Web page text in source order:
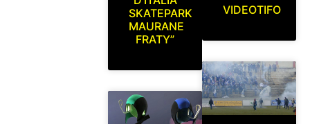
SKATEPARK
MAURANE
FRATY”
VIDEOTIFO